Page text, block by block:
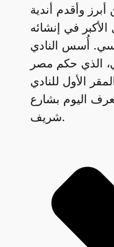
أبرز وأقدم أندية
في إنشائه
أُسس النادي
الذي حكم مصر
وكان المقر الأول للنادي
يُعرف اليوم بشارع
شريف.